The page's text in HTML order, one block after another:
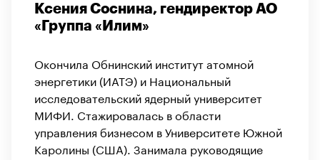
Ксения Соснина, гендиректор АО
«Группа «Илим»
Окончила Обнинский институт атомной
энергетики (ИАТЭ) и Национальный
исследовательский ядерный университет
МИФИ. Стажировалась в области
управления бизнесом в Университете Южной
Каролины (США). Занимала руководящие